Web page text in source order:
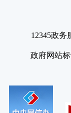
12345政务
政府网站